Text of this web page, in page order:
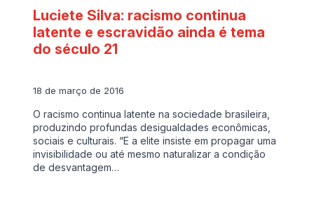
Luciete Silva: racismo continua
latente e escravidão ainda é tema
do século 21
18 de março de 2016
O racismo continua latente na sociedade brasileira,
produzindo profundas desigualdades econômicas,
sociais e culturais. “E a elite insiste em propagar uma
invisibilidade ou até mesmo naturalizar a condição
de desvantagem…